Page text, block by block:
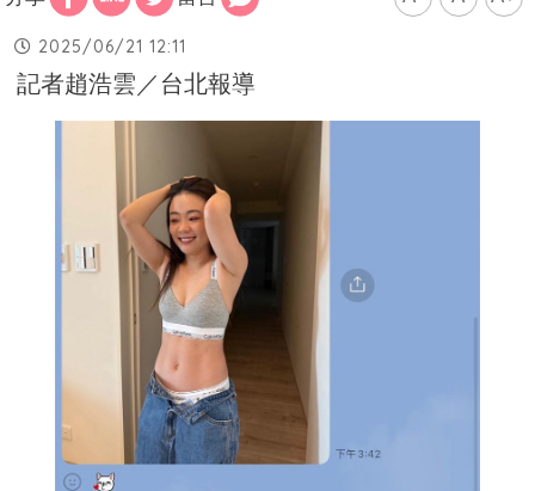
2025/06/21 12:11
記者趙浩雲／台北報導